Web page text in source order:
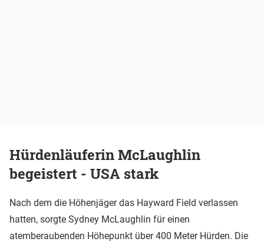
Hürdenläuferin McLaughlin
begeistert - USA stark
Nach dem die Höhenjäger das Hayward Field verlassen
hatten, sorgte Sydney McLaughlin für einen
atemberaubenden Höhepunkt über 400 Meter Hürden. Die